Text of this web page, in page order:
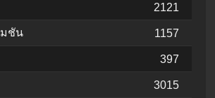
2121
มชัน 1157
397
3015